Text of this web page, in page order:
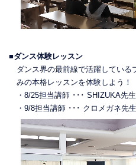
■ダンス体験レッスン
ダンス界の最前線で活躍している
みの本格レッスンを体験しよう！
・8/25担当講師 ･･･ SHIZUKA先
・9/8担当講師 ･･･ クロメガネ先